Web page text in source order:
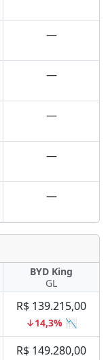
—
—
—
—
—
BYD King
GL
R$ 139.215,00
↓14,3% 📉
R$ 149.280,00